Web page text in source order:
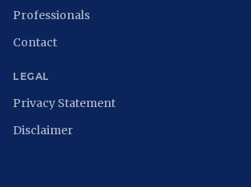
Professionals
Contact
LEGAL
Privacy Statement
Disclaimer